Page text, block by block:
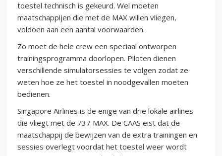
toestel technisch is gekeurd. Wel moeten
maatschappijen die met de MAX willen vliegen,
voldoen aan een aantal voorwaarden.
Zo moet de hele crew een speciaal ontworpen
trainingsprogramma doorlopen. Piloten dienen
verschillende simulatorsessies te volgen zodat ze
weten hoe ze het toestel in noodgevallen moeten
bedienen.
Singapore Airlines is de enige van drie lokale airlines
die vliegt met de 737 MAX. De CAAS eist dat de
maatschappij de bewijzen van de extra trainingen en
sessies overlegt voordat het toestel weer wordt